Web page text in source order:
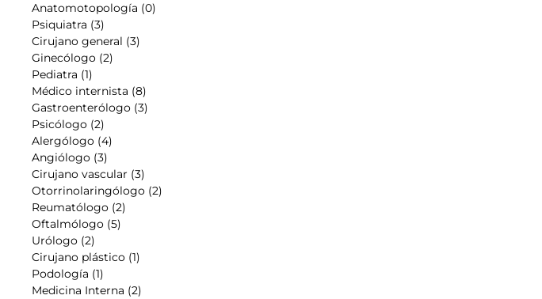
Anatomotopología (0)
Psiquiatra (3)
Cirujano general (3)
Ginecólogo (2)
Pediatra (1)
Médico internista (8)
Gastroenterólogo (3)
Psicólogo (2)
Alergólogo (4)
Angiólogo (3)
Cirujano vascular (3)
Otorrinolaringólogo (2)
Reumatólogo (2)
Oftalmólogo (5)
Urólogo (2)
Cirujano plástico (1)
Podología (1)
Medicina Interna (2)